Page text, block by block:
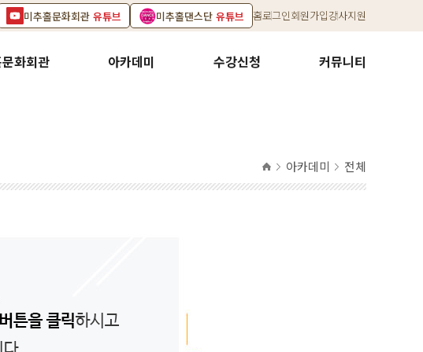
미추홀문화회관 유튜브 미추홀댄스단 유튜브 홈로그인회원가입강사지원
화회관 아카데미 수강신청 커뮤니티
아카데미 전체